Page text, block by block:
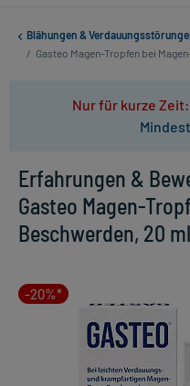
Blähungen &
/ Gasteo Magen-Tropfen bei
Nur für kurze Zeit:
Erfahrungen &
Gasteo Magen-
Beschwerden, 20 ml
-20%*